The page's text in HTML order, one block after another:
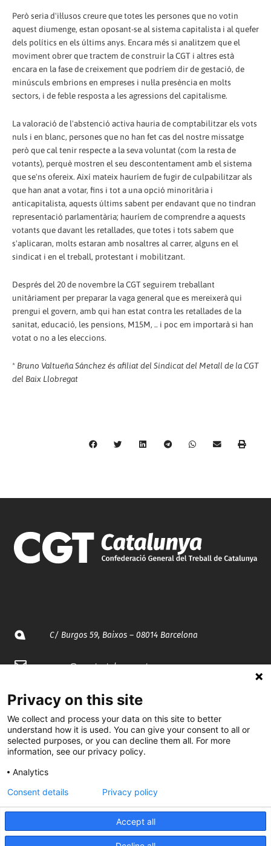
Però seria d'il·lusos creure que totes les persones que no votin
aquest diumenge, estan oposant-se al sistema capitalista i al quefer
dels polítics en els últims anys. Encara més si analitzem que el
moviment obrer que tractem de construir la CGT i altres està
encara en la fase de creixement que podríem dir de gestació, de
minúsculs embrions en empreses i nul·la presència en molts
sectors, i de feble resposta a les agressions del capitalisme.
La valoració de l'abstenció activa hauria de comptabilitzar els vots
nuls i en blanc, persones que no han fet cas del nostre missatge
però que cal tenir respecte a la seva voluntat (com la resta de
votants), perquè mostren el seu descontentament amb el sistema
que se'ns ofereix. Així mateix hauríem de fugir de culpabilitzar als
que han anat a votar, fins i tot a una opció minoritària i
anticapitalista, aquests últims sabent per endavant que no tindran
representació parlamentària; hauríem de comprendre a aquests
votants que davant les retallades, que totes i tots sabem que
s'aplicaran, molts estaran amb nosaltres al carrer, alguns en el
sindicat i en el treball, protestant i mobilitzant.
Després del 20 de novembre la CGT seguirem treballant
unitàriament per preparar la vaga general que es mereixerà qui
prengui el govern, amb qui han estat contra les retallades de la
sanitat, educació, les pensions, M15M, .. i poc em importarà si han
votat o no a les eleccions.
* Bruno Valtueña Sánchez és afiliat del Sindicat del Metall de la CGT
del Baix Llobregat
C/ Burgos 59, Baixos – 08014 Barcelona
spccc@spcgtcatalunya.cat
935 120 481
@CGTCatalunya
cgtcatalunya
CGTCatalunya
Privacy on this site
We collect and process your data on this site to better
understand how it is used. You can give your consent to all or
selected purposes, or you can decline them all. For more
information, see our privacy policy.
Analytics
Accept all
Consent details Privacy policy